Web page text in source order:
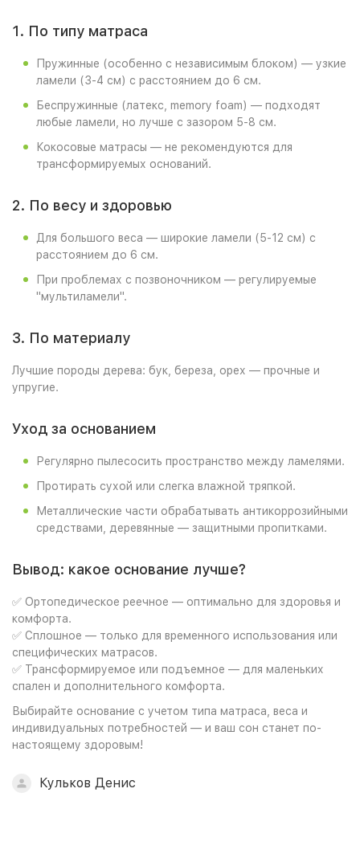
1. По типу матраса
Пружинные (особенно с независимым блоком) — узкие
ламели (3-4 см) с расстоянием до 6 см.
Беспружинные (латекс, memory foam) — подходят
любые ламели, но лучше с зазором 5-8 см.
Кокосовые матрасы — не рекомендуются для
трансформируемых оснований.
2. По весу и здоровью
Для большого веса — широкие ламели (5-12 см) с
расстоянием до 6 см.
При проблемах с позвоночником — регулируемые
"мультиламели".
3. По материалу
Лучшие породы дерева: бук, береза, орех — прочные и
упругие.
Уход за основанием
Регулярно пылесосить пространство между ламелями.
Протирать сухой или слегка влажной тряпкой.
Металлические части обрабатывать антикоррозийными
средствами, деревянные — защитными пропитками.
Вывод: какое основание лучше?
✅ Ортопедическое реечное — оптимально для здоровья и
комфорта.
✅ Сплошное — только для временного использования или
специфических матрасов.
✅ Трансформируемое или подъемное — для маленьких
спален и дополнительного комфорта.
Выбирайте основание с учетом типа матраса, веса и
индивидуальных потребностей — и ваш сон станет по-
настоящему здоровым!
Кульков Денис